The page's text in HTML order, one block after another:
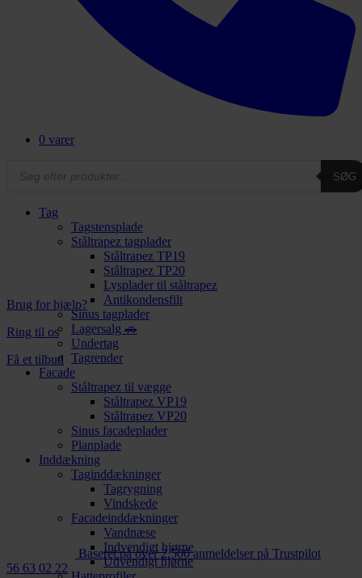
0 varer
search
SØG
Tag
Tagstensplade
Ståltrapez tagplader
Ståltrapez TP19
Ståltrapez TP20
Lysplader til ståltrapez
Antikondensfilt
Sinus tagplader
Lagersalg 🚗
Undertag
Tagrender
Facade
Ståltrapez til vægge
Ståltrapez VP19
Ståltrapez VP20
Sinus facadeplader
Planplade
Inddækning
Taginddækninger
Tagrygning
Vindskede
Facadeinddækninger
Vandnæse
Indvendigt hjørne
Udvendigt hjørne
Brug for hjælp?
Ring til os
Få et tilbud
Baseret på over 2.500 anmeldelser på Trustpilot
56 63 02 22